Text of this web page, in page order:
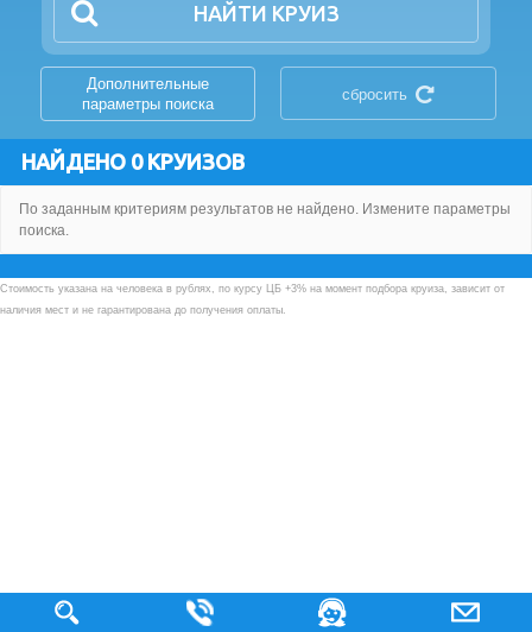
НАЙТИ КРУИЗ
Дополнительные
параметры поиска
сбросить
НАЙДЕНО 0 КРУИЗОВ
По заданным критериям результатов не найдено. Измените параметры
поиска.
Стоимость указана на человека в рублях, по курсу ЦБ +3% на момент подбора круиза, зависит от
наличия мест и не гарантирована до получения оплаты.